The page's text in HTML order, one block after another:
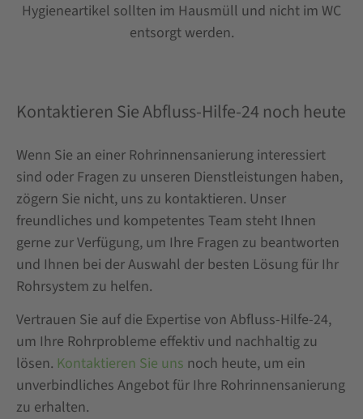
Kontaktieren Sie Abfluss-Hilfe-24 noch heute
Wenn Sie an einer Rohrinnensanierung interessiert
sind oder Fragen zu unseren Dienstleistungen haben,
zögern Sie nicht, uns zu kontaktieren. Unser
freundliches und kompetentes Team steht Ihnen
gerne zur Verfügung, um Ihre Fragen zu beantworten
und Ihnen bei der Auswahl der besten Lösung für Ihr
Rohrsystem zu helfen.
Vertrauen Sie auf die Expertise von Abfluss-Hilfe-24,
um Ihre Rohrprobleme effektiv und nachhaltig zu
lösen. Kontaktieren Sie uns noch heute, um ein
unverbindliches Angebot für Ihre Rohrinnensanierung
zu erhalten.
Hygieneartikel sollten im Hausmüll und nicht im WC
entsorgt werden.